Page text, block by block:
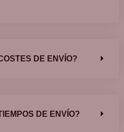
DE ENVÍO?
DE ENVÍO?